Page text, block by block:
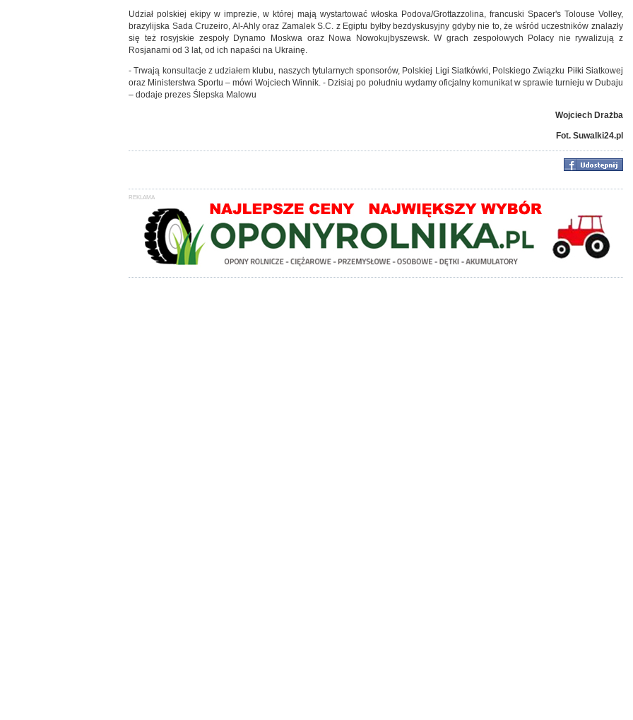
Udział polskiej ekipy w imprezie, w której mają wystartować włoska Podova/Grottazzolina, francuski Spacer's Tolouse Volley,
brazylijska Sada Cruzeiro, Al-Ahly oraz Zamalek S.C. z Egiptu byłby bezdyskusyjny gdyby nie to, że wśród uczestników znalazły
się też rosyjskie zespoły Dynamo Moskwa oraz Nowa Nowokujbyszewsk. W grach zespołowych Polacy nie rywalizują z
Rosjanami od 3 lat, od ich napaści na Ukrainę.
- Trwają konsultacje z udziałem klubu, naszych tytularnych sponsorów, Polskiej Ligi Siatkówki, Polskiego Związku Piłki Siatkowej
oraz Ministerstwa Sportu – mówi Wojciech Winnik. - Dzisiaj po południu wydamy oficjalny komunikat w sprawie turnieju w Dubaju
– dodaje prezes Ślepska Malowu
Wojciech Drażba
Fot. Suwalki24.pl